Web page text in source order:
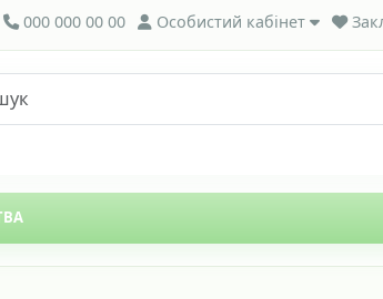
000 000 00 00 Особистий кабінет